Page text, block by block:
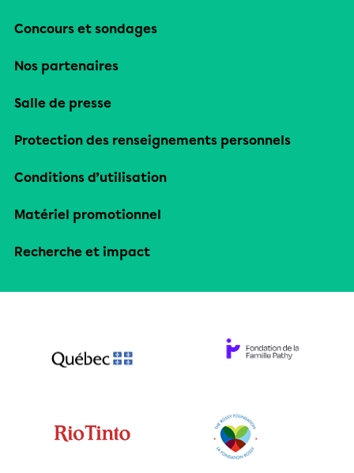
Concours et sondages
Nos partenaires
Salle de presse
Protection des renseignements personnels
Conditions d’utilisation
Matériel promotionnel
Recherche et impact